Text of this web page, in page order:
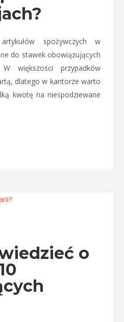
spożywczych w
do stawek obowiązujących
większości przypadków
dlatego w kantorze warto
kwotę na niespodziewane
o